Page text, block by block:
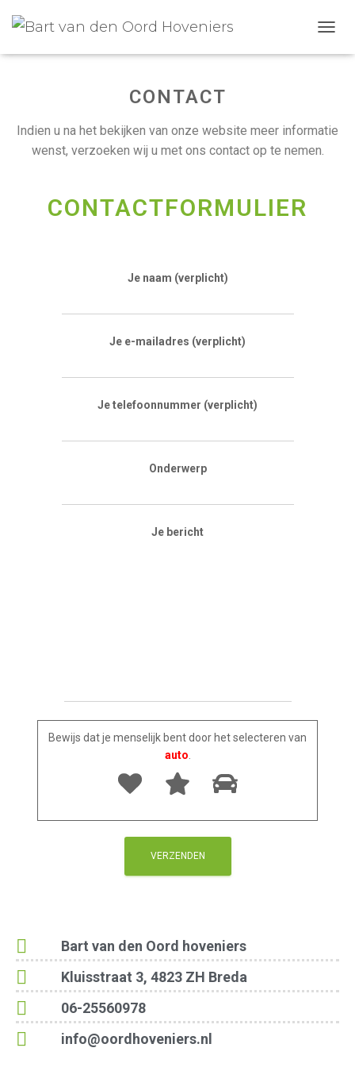
CONTACT
Indien u na het bekijken van onze website meer informatie
wenst, verzoeken wij u met ons contact op te nemen.
CONTACTFORMULIER
Je naam (verplicht)
Je e-mailadres (verplicht)
Je telefoonnummer (verplicht)
Onderwerp
Je bericht
Bewijs dat je menselijk bent door het selecteren van
auto
Bart van den Oord hoveniers
Kluisstraat 3, 4823 ZH Breda
06-25560978
info@oordhoveniers.nl